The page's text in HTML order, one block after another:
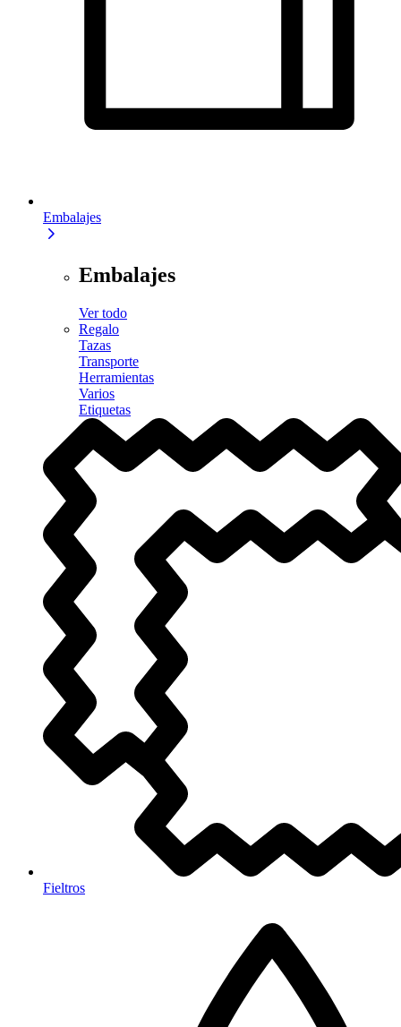
Embalajes
Embalajes
Ver todo
Regalo
Tazas
Transporte
Herramientas
Varios
Etiquetas
Fieltros